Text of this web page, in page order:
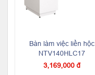
Bàn làm việc liền hộc
NTV140HLC17
3,169,000 đ